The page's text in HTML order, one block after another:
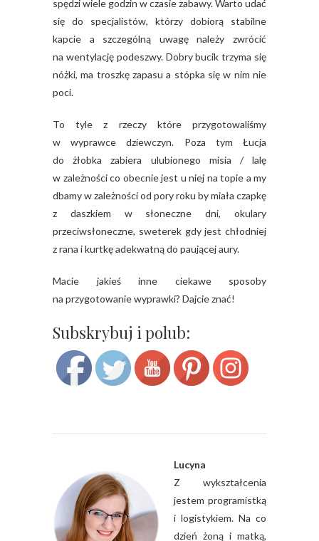
spędzi wiele godzin w czasie zabawy. Warto udać
się do specjalistów, którzy dobiorą stabilne
kapcie a szczególną uwagę należy zwrócić
na wentylację podeszwy. Dobry bucik trzyma się
nóżki, ma troszkę zapasu a stópka się w nim nie
poci.
To tyle z rzeczy które przygotowaliśmy
w wyprawce dziewczyn. Poza tym Łucja
do żłobka zabiera ulubionego misia / lalę
w zależności co obecnie jest u niej na topie a my
dbamy w zależności od pory roku by miała czapkę
z daszkiem w słoneczne dni, okulary
przeciwsłoneczne, sweterek gdy jest chłodniej
z rana i kurtkę adekwatną do paującej aury.
Macie jakieś inne ciekawe sposoby
na przygotowanie wyprawki? Dajcie znać!
Subskrybuj i polub:
Lucyna
Z wykształcenia
jestem programistką
i logistykiem. Na co
dzień żoną i matką,